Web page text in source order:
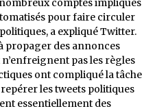
comptes impliqués
pour faire circuler
a expliqué Twitter.
propager des annonces
pas les règles
ont compliqué la tâche
les tweets politiques
essentiellement des